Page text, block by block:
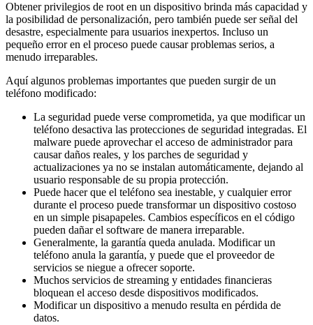
Obtener privilegios de root en un dispositivo brinda más capacidad y
la posibilidad de personalización, pero también puede ser señal del
desastre, especialmente para usuarios inexpertos. Incluso un
pequeño error en el proceso puede causar problemas serios, a
menudo irreparables.
Aquí algunos problemas importantes que pueden surgir de un
teléfono modificado:
La seguridad puede verse comprometida, ya que modificar un
teléfono desactiva las protecciones de seguridad integradas. El
malware puede aprovechar el acceso de administrador para
causar daños reales, y los parches de seguridad y
actualizaciones ya no se instalan automáticamente, dejando al
usuario responsable de su propia protección.
Puede hacer que el teléfono sea inestable, y cualquier error
durante el proceso puede transformar un dispositivo costoso
en un simple pisapapeles. Cambios específicos en el código
pueden dañar el software de manera irreparable.
Generalmente, la garantía queda anulada. Modificar un
teléfono anula la garantía, y puede que el proveedor de
servicios se niegue a ofrecer soporte.
Muchos servicios de streaming y entidades financieras
bloquean el acceso desde dispositivos modificados.
Modificar un dispositivo a menudo resulta en pérdida de
datos.